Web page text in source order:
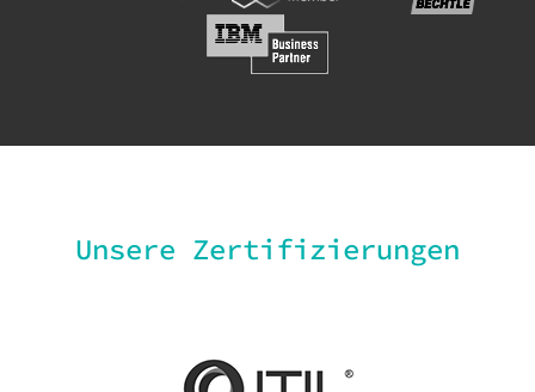
Unsere Zertifizierungen